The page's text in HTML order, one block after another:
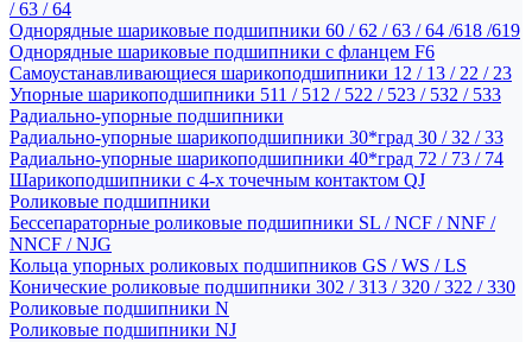
/ 63 / 64
Однорядные шариковые подшипники 60 / 62 / 63 / 64 /618 /619
Однорядные шариковые подшипники с фланцем F6
Самоустанавливающиеся шарикоподшипники 12 / 13 / 22 / 23
Упорные шарикоподшипники 511 / 512 / 522 / 523 / 532 / 533
Радиально-упорные подшипники
Радиально-упорные шарикоподшипники 30*град 30 / 32 / 33
Радиально-упорные шарикоподшипники 40*град 72 / 73 / 74
Шарикоподшипники с 4-х точечным контактом QJ
Роликовые подшипники
Бессепараторные роликовые подшипники SL / NCF / NNF /
NNCF / NJG
Кольца упорных роликовых подшипников GS / WS / LS
Конические роликовые подшипники 302 / 313 / 320 / 322 / 330
Роликовые подшипники N
Роликовые подшипники NJ